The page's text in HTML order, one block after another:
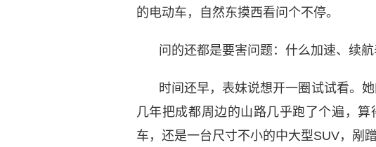
的电动车，自然东摸西看问个不停。
问的还都是要害问题：什么加速、续
时间还早，表妹说想开一圈试试看。
几年把成都周边的山路几乎跑了个遍，
车，还是一台尺寸不小的中大型SUV，